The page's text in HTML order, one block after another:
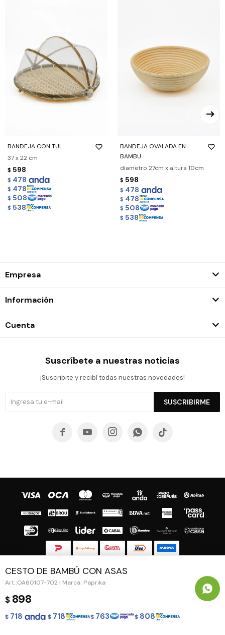
CESTO DE BAMBÚ CON ASAS
OA60107-702 | Marca: Paprika
$ 898
$ 718 $ 718 $ 763 $ 808
BANDEJA CON TUL
37 x 22 cm
$ 598
$ 478
$ 478
$ 508
$ 538
BANDEJA OVALADA EN
BAMBU
diametro 27cm x altura 10cm
$ 598
$ 478
$ 478
$ 508
$ 538
Empresa
Información
Cuenta
Suscríbete a nuestras noticias
¡Suscribite y recibí todas nuestras novedades!
SUSCRIBIRME
    
© Copyright 2026 / Guapa - Paprika